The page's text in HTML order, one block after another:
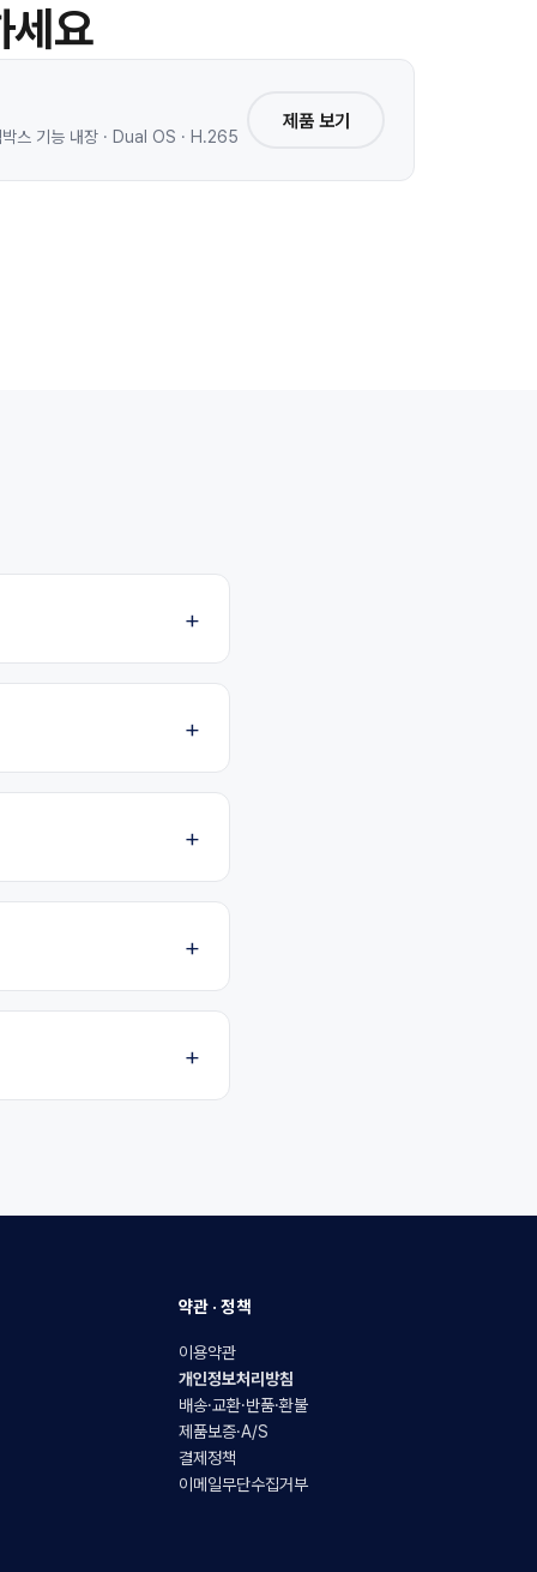
세요
스 기능 내장 · Dual OS · H.265
제품 보기
약관 · 정책
이용약관
개인정보처리방침
배송·교환·반품·환불
제품보증·A/S
결제정책
이메일무단수집거부